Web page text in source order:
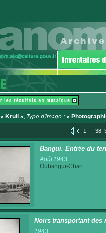
« Krull », Type d'image : «
1 ... 38
Bangui. Entrée du
Août 1943
Oubangui-Chari
Noirs transportant des
1943